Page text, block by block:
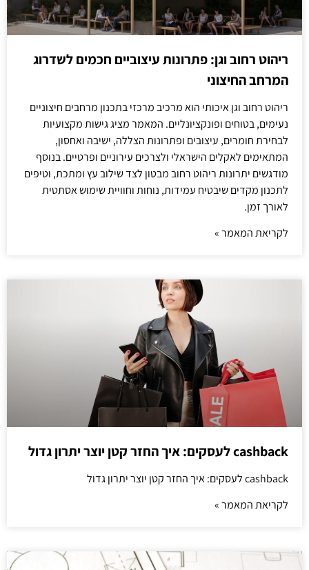
ריהוט רחוב וגן: פתרונות עיצוביים חכמים לשדרוג
המרחב החיצוני
ריהוט רחוב וגן איכותי הוא מרכיב מרכזי בתכנון מרחבים חיצוניים
נעימים, בטוחים ופונקציונליים. המאמר מציג גישות מקצועיות
לבחירת חומרים, עיצובים ופתרונות הצללה, ישיבה ואחסון,
המתאימים לאקלים הישראלי ולצרכים עירוניים ופרטיים. בנוסף
מודגשים יתרונות ריהוט רחוב מבטון לצד שילוב עץ ומתכת, וטיפים
לתכנון מקדים שיבטיח עמידות, נוחות וחוויית שימוש אסתטית
לאורך זמן.
לקריאת המאמר »
cashback לעסקים: איך החזר קטן יוצר יתרון גדול
cashback לעסקים: איך החזר קטן יוצר יתרון גדול
לקריאת המאמר »